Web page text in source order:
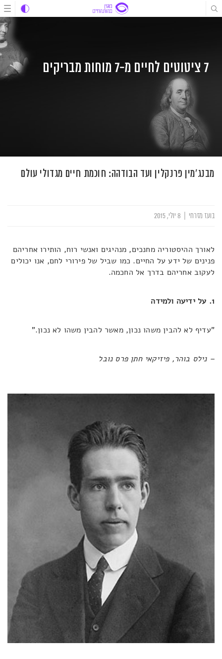
דלג
לתוכן
דלג
דלג
7 ציטוטים לחיים מ-7 מוחות מבריקים
מבנג'מין פרנקלין ועד הבודהה: חוכמת חיים מגדולי עולם
בועז מזרחי
לאורך ההיסטוריה מחנכים, מנהיגים ואנשי רוח, הותירו אחריהם
פנינים של ידע על החיים. כמו שביל של פירורי לחם, אנו יכולים
לעקוב אחריהם בדרך אל החכמה.
1. על ידיעה ולמידה
"עדיף לא להבין משהו נכון, מאשר להבין משהו לא נכון."
– נילס בוהר, פיזיקאי חתן פרס נובל